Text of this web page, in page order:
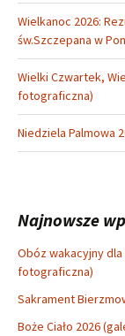
Wielkanoc 2026:
św.Szczepana w
Wielki Czwartek,
fotograficzna)
Niedziela Palmowa
Najnowsze
Obóz wakacyjny
fotograficzna)
Sakrament
Boże Ciało 2026